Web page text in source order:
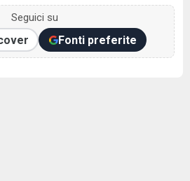
Seguici su
Fonti preferite